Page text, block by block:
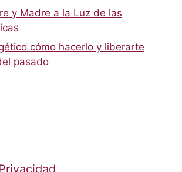
y Madre a la Luz de las
cómo hacerlo y liberarte
pasado